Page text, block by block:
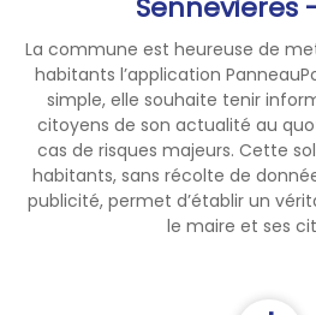
La commune est heureuse de
habitants l’application
simple, elle souhaite tenir
citoyens de son actualité au
cas de risques majeurs. Cette
habitants, sans récolte de
publicité, permet d’établir un
le maire et ses